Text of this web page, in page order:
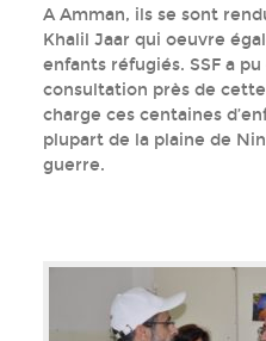
A Amman, ils se sont
Khalil Jaar qui oeuvre
enfants réfugiés. SSF a
consultation près de
charge ces centaines
plupart de la plaine de
guerre.